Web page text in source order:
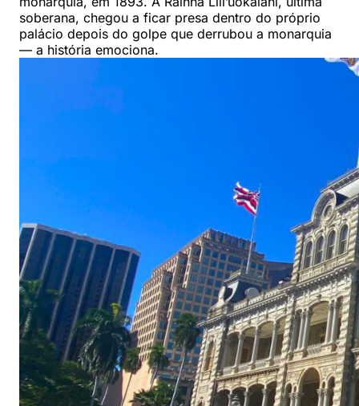
soberana, chegou a ficar presa dentro do próprio
palácio depois do golpe que derrubou a monarquia
— a história emociona.